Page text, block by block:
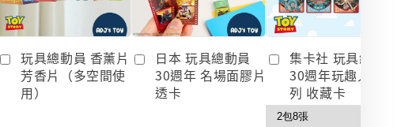
玩具總動員 香薰片
芳香片（多空間使
用）
日本 玩具總動員
30週年 名場面膠片
透卡
集卡社 玩具總動員
30週年玩趣人生系
列 收藏卡